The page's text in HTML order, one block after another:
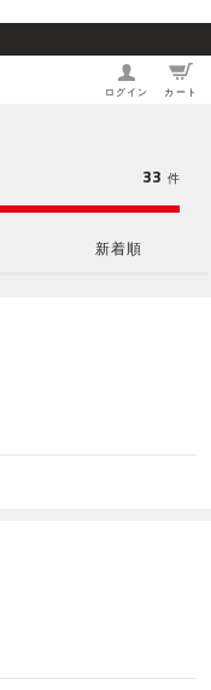
ログイン カート
新着順
33 件